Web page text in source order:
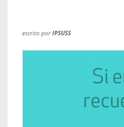
escrito porIPSUSS